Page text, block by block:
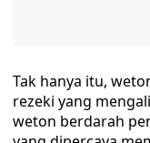
Tak hanya itu,
rezeki yang
weton berdarah